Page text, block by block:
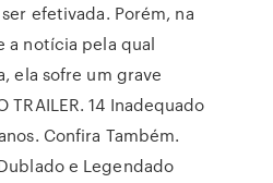
efetivada. Porém, na
a notícia pela qual
ela sofre um grave
TRAILER. 14 Inadequado
Confira Também.
e Legendado